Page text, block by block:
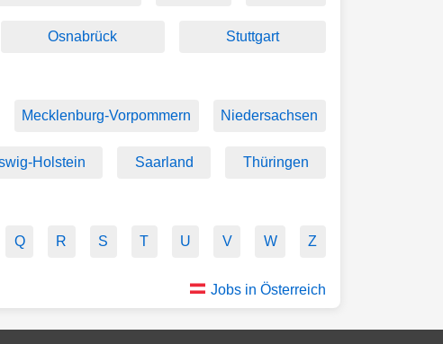
Osnabrück Stuttgart
Mecklenburg-Vorpommern Niedersachsen
Holstein Saarland Thüringen
Q R S T U V W Z
Jobs in Österreich